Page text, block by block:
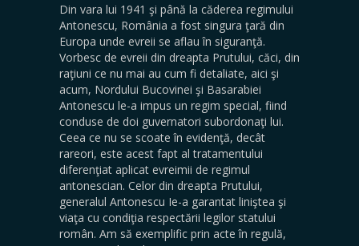
Din vara lui 1941 şi până la căderea regimului
Antonescu, România a fost singura ţară din
Europa unde evreii se aflau în siguranţă.
Vorbesc de evreii din dreapta Prutului, căci, din
raţiuni ce nu mai au cum fi detaliate, aici şi
acum, Nordului Bucovinei şi Basarabiei
Antonescu le-a impus un regim special, fiind
conduse de doi guvernatori subordonaţi lui.
Ceea ce nu se scoate în evidenţă, decât
rareori, este acest fapt al tratamentului
diferenţiat aplicat evreimii de regimul
antonescian. Celor din dreapta Prutului,
generalul Antonescu Ie-a garantat liniştea şi
viaţa cu condiţia respectării legilor statului
român. Am să exemplific prin acte în regulă,